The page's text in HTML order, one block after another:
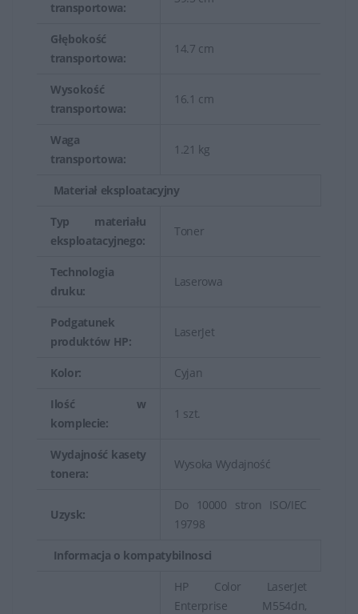
transportowa:
Głębokość
transportowa:
14.7 cm
Wysokość
transportowa:
16.1 cm
Waga
transportowa:
1.21 kg
Materiał eksploatacyjny
Typ materiału
eksploatacyjnego:
Toner
Technologia
druku:
Laserowa
Podgatunek
produktów HP:
LaserJet
Kolor: Cyjan
Ilość w
komplecie:
1 szt.
Wydajność kasety
tonera:
Wysoka Wydajność
Uzysk:
Do 10000 stron ISO/IEC
19798
Informacja o kompatybilnosci
HP Color LaserJet
Enterprise M554dn,